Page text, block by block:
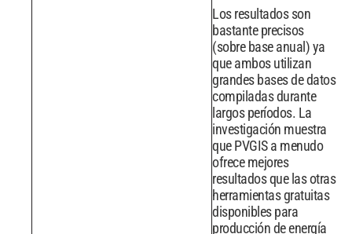
Los resultados son
bastante precisos
(sobre base anual) ya
que ambos utilizan
grandes bases de datos
compiladas durante
largos períodos. La
investigación muestra
que PVGIS a menudo
ofrece mejores
resultados que las otras
herramientas gratuitas
disponibles para
producción de energía